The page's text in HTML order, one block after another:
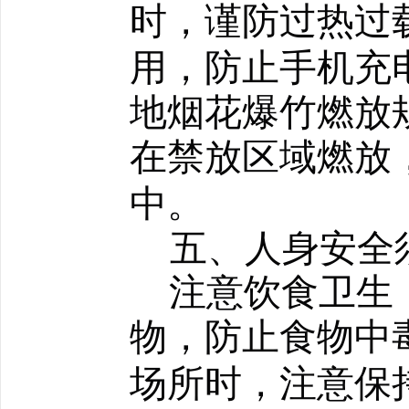
时， 谨防过热过
用，防止手机充
地烟花爆竹燃放
在禁放区域燃放
中。
五、人身安全
注意饮食卫生
物，防止食物中
场所时，注意保